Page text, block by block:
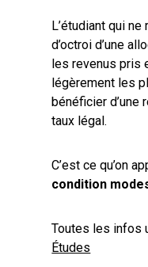
L’étudiant qui
d’octroi d’une
les revenus pris
légèrement les
bénéficier d’une
taux légal.
C’est ce qu’on
condition
Toutes les infos
Études